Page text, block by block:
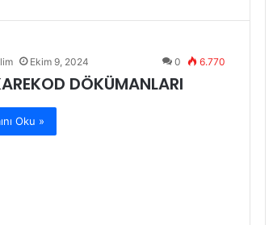
Ekim 9, 2024 0 6.770
DÖKÜMANLARI
Oku »